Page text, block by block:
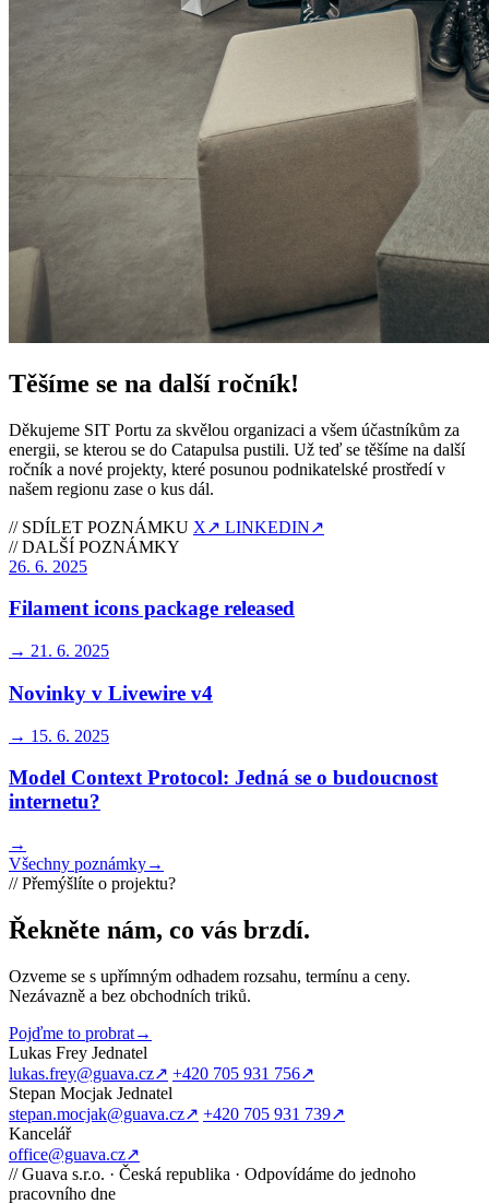
Těšíme se na další ročník!
Děkujeme SIT Portu za skvělou organizaci a všem účastníkům za
energii, se kterou se do Catapulsa pustili. Už teď se těšíme na další
ročník a nové projekty, které posunou podnikatelské prostředí v
našem regionu zase o kus dál.
// SDÍLET POZNÁMKU X↗ LINKEDIN↗
// DALŠÍ POZNÁMKY
26. 6. 2025
Filament icons package released
→ 21. 6. 2025
Novinky v Livewire v4
→ 15. 6. 2025
Model Context Protocol: Jedná se o budoucnost
internetu?
→
Všechny poznámky→
// Přemýšlíte o projektu?
Řekněte nám, co vás brzdí.
Ozveme se s upřímným odhadem rozsahu, termínu a ceny.
Nezávazně a bez obchodních triků.
Pojďme to probrat→
Lukas Frey Jednatel
lukas.frey@guava.cz↗ +420 705 931 756↗
Stepan Mocjak Jednatel
stepan.mocjak@guava.cz↗ +420 705 931 739↗
Kancelář
office@guava.cz↗
// Guava s.r.o. · Česká republika · Odpovídáme do jednoho
pracovního dne